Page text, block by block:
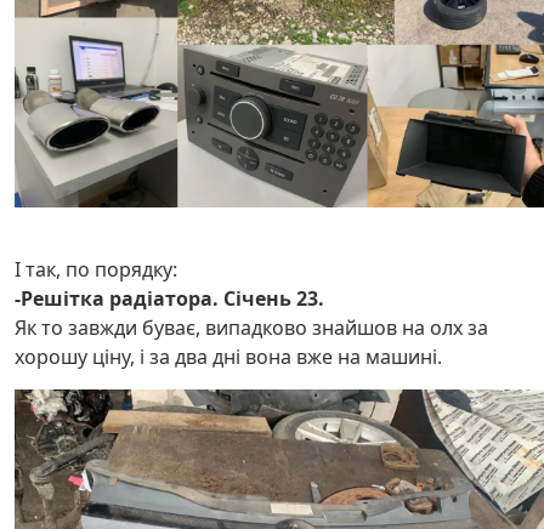
І так, по порядку:
-Решітка радіатора. Січень 23.
Як то завжди буває, випадково знайшов на олх за
хорошу ціну, і за два дні вона вже на машині.